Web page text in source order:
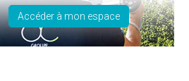
Accéder à mon espace